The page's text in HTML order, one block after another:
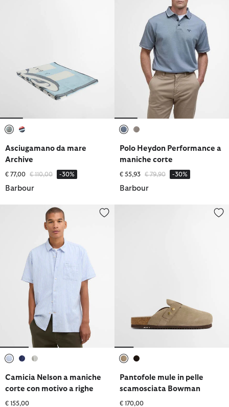
Asciugamano da mare
Archive
€ 77,00 Prezzo ridotto da
€ 110,00a -30%
Barbour
Polo Heydon Performance a
maniche corte
€ 55,93 Prezzo ridotto da
€ 79,90a -30%
Barbour
Camicia Nelson a maniche corte con motivo a righe
Camicia Nelson a maniche
corte con motivo a righe
€ 155,00
Pantofole mule in pelle
Pantofole mule in pelle
scamosciata Bowman
€ 170,00